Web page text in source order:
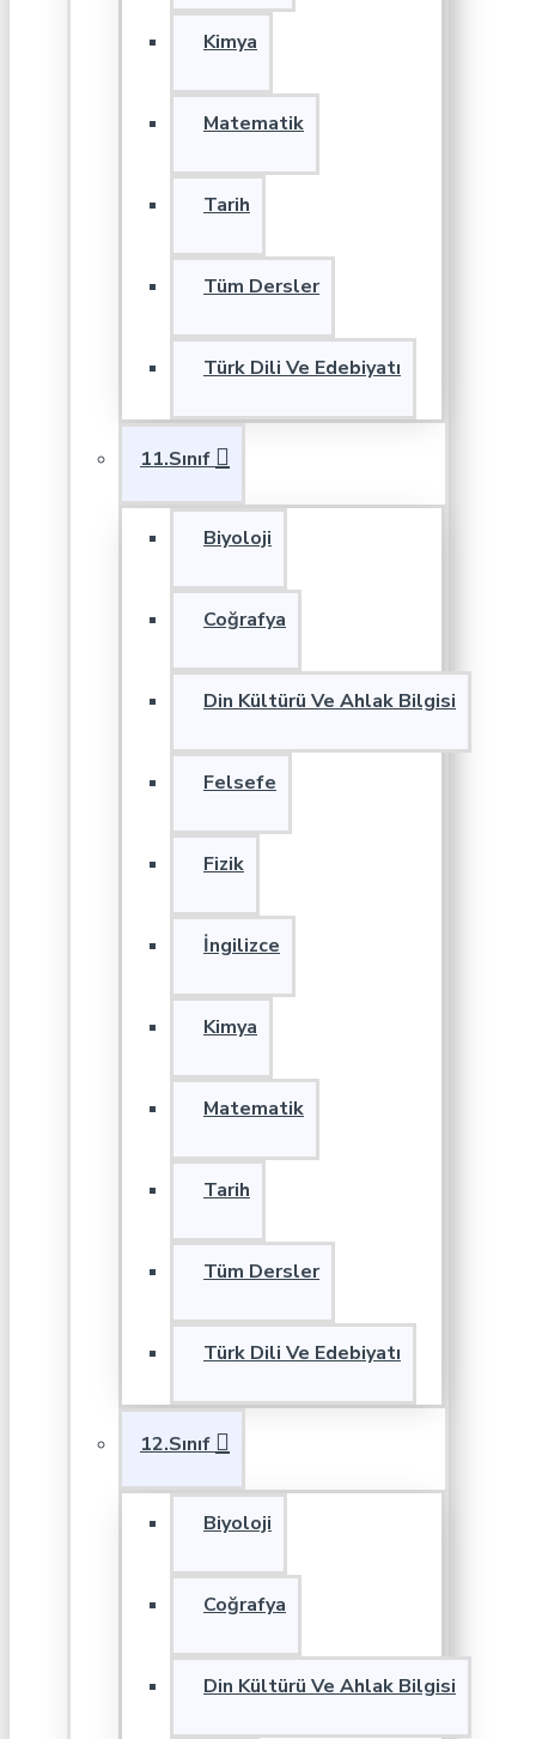
Kimya
Matematik
Tarih
Tüm Dersler
Türk Dili Ve Edebiyatı
11.Sınıf
Biyoloji
Coğrafya
Din Kültürü Ve Ahlak Bilgisi
Felsefe
Fizik
İngilizce
Kimya
Matematik
Tarih
Tüm Dersler
Türk Dili Ve Edebiyatı
12.Sınıf
Biyoloji
Coğrafya
Din Kültürü Ve Ahlak Bilgisi